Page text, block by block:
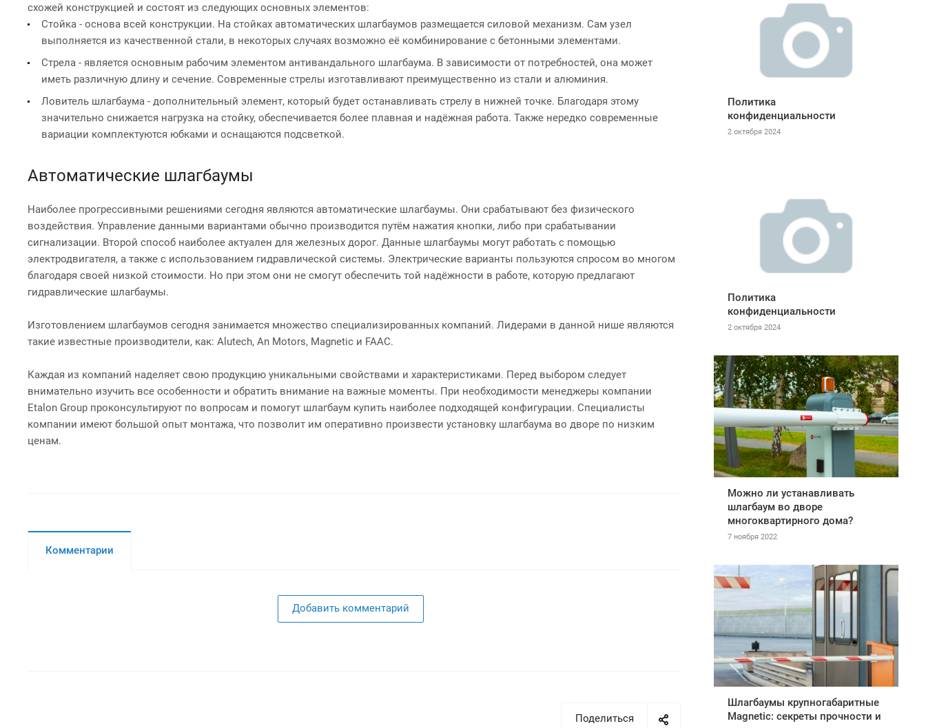
схожей конструкцией и состоят из следующих основных элементов:
Стойка - основа всей конструкции. На стойках автоматических шлагбаумов размещается силовой механизм. Сам узел
выполняется из качественной стали, в некоторых случаях возможно её комбинирование с бетонными элементами.
Стрела - является основным рабочим элементом антивандального шлагбаума. В зависимости от потребностей, она может
иметь различную длину и сечение. Современные стрелы изготавливают преимущественно из стали и алюминия.
Ловитель шлагбаума - дополнительный элемент, который будет останавливать стрелу в нижней точке. Благодаря этому
значительно снижается нагрузка на стойку, обеспечивается более плавная и надёжная работа. Также нередко современные
вариации комплектуются юбками и оснащаются подсветкой.
Автоматические шлагбаумы
Наиболее прогрессивными решениями сегодня являются автоматические шлагбаумы. Они срабатывают без физического
воздействия. Управление данными вариантами обычно производится путём нажатия кнопки, либо при срабатывании
сигнализации. Второй способ наиболее актуален для железных дорог. Данные шлагбаумы могут работать с помощью
электродвигателя, а также с использованием гидравлической системы. Электрические варианты пользуются спросом во многом
благодаря своей низкой стоимости. Но при этом они не смогут обеспечить той надёжности в работе, которую предлагают
гидравлические шлагбаумы.
Изготовлением шлагбаумов сегодня занимается множество специализированных компаний. Лидерами в данной нише являются
такие известные производители, как: Alutech, An Motors, Magnetic и FAAC.
Каждая из компаний наделяет свою продукцию уникальными свойствами и характеристиками. Перед выбором следует
внимательно изучить все особенности и обратить внимание на важные моменты. При необходимости менеджеры компании
Etalon Group проконсультируют по вопросам и помогут шлагбаум купить наиболее подходящей конфигурации. Специалисты
компании имеют большой опыт монтажа, что позволит им оперативно произвести установку шлагбаума во дворе по низким
ценам.
Комментарии
Добавить комментарий
Поделиться
Политика
конфиденциальности
2 октября 2024
Политика
конфиденциальности
2 октября 2024
Можно ли устанавливать
шлагбаум во дворе
многоквартирного дома?
7 ноября 2022
Шлагбаумы крупногабаритные
Magnetic: секреты прочности и